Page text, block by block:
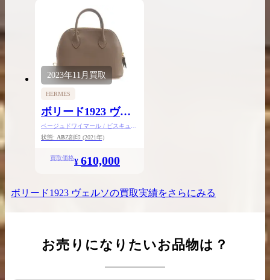
2023年11月 買取
HERMES
ボリード1923 ヴェ
ルソ25
ベージュドワイマール / ビスキュイ
/ エバーカラー / ゴールド金具
状態: ABZ刻印 (2021年)
買取価格¥ 610,000
ボリード1923 ヴェルソの買取実績をさらにみる
お売りになりたいお品物は？